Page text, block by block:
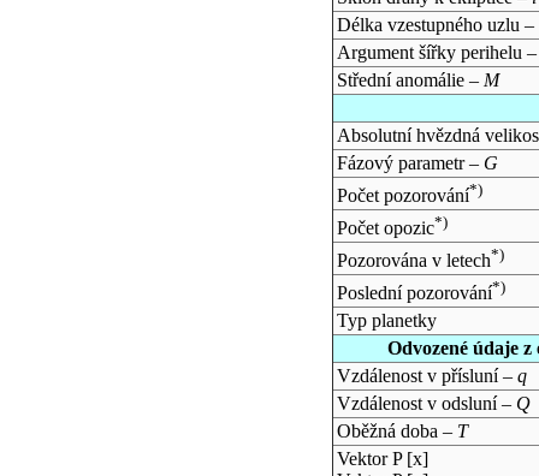
Délka vzestupného uzlu –
Argument šířky perihelu
Střední anomálie – M
Absolutní hvězdná
Fázový parametr – G
Počet pozorování*)
Počet opozic*)
Pozorována v letech*)
Poslední pozorování*)
Typ planetky
Odvozené údaje
Vzdálenost v přísluní – q
Vzdálenost v odsluní – Q
Oběžná doba – T
Vektor P [x]